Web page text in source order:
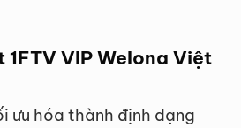
VIP Welona Việt
ưu hóa thành định dạng